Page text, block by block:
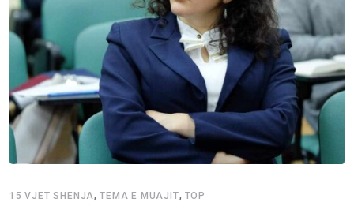
15 VJET SHENJA,TEMA E MUAJIT, TOP